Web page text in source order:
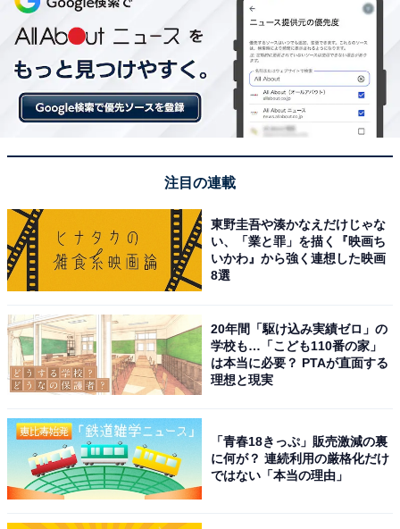
たまごっち おかしなたまごボーロっち パッケージチャー
注目の連載
東野圭吾や湊かなえだけじゃな
い、「業と罪」を描く『映画ち
いかわ』から強く連想した映画
8選
20年間「駆け込み実績ゼロ」の
学校も…「こども110番の家」
は本当に必要？ PTAが直面する
理想と現実
「青春18きっぷ」販売激減の裏
に何が？ 連続利用の厳格化だけ
ではない「本当の理由」